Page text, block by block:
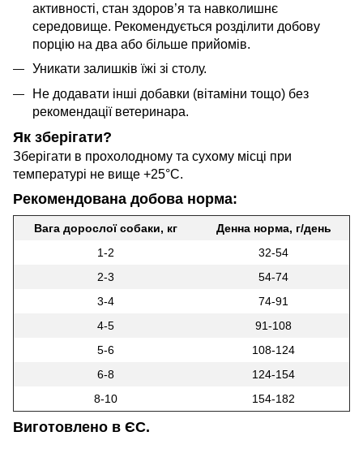
активності, стан здоров’я та навколишнє
середовище. Рекомендується розділити добову
порцію на два або більше прийомів.
Уникати залишків їжі зі столу.
Не додавати інші добавки (вітаміни тощо) без
рекомендації ветеринара.
Як зберігати?
Зберігати в прохолодному та сухому місці при
температурі не вище +25°C.
Рекомендована добова норма:
Вага дорослої собаки, кг
Денна норма, г/день
1-2
32-54
2-3
54-74
3-4
74-91
4-5
91-108
5-6
108-124
6-8
124-154
8-10
154-182
Виготовлено в ЄС.